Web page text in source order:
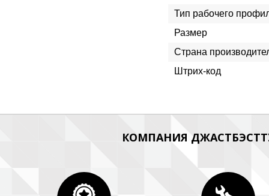
Тип рабочего
Размер
Страна
Штрих-код
КОМПАНИЯ